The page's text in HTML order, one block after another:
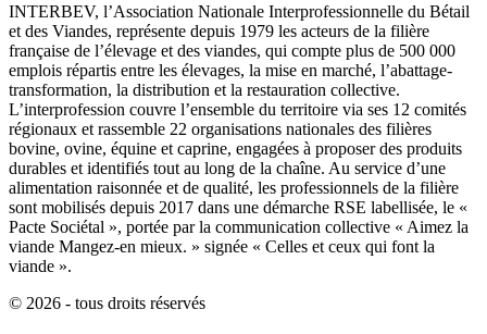
INTERBEV, l’Association Nationale Interprofessionnelle du Bétail
et des Viandes, représente depuis 1979 les acteurs de la filière
française de l’élevage et des viandes, qui compte plus de 500 000
emplois répartis entre les élevages, la mise en marché, l’abattage-
transformation, la distribution et la restauration collective.
L’interprofession couvre l’ensemble du territoire via ses 12 comités
régionaux et rassemble 22 organisations nationales des filières
bovine, ovine, équine et caprine, engagées à proposer des produits
durables et identifiés tout au long de la chaîne. Au service d’une
alimentation raisonnée et de qualité, les professionnels de la filière
sont mobilisés depuis 2017 dans une démarche RSE labellisée, le «
Pacte Sociétal », portée par la communication collective « Aimez la
viande Mangez-en mieux. » signée « Celles et ceux qui font la
viande ».
© 2026 - tous droits réservés